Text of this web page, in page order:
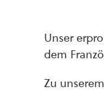
Unser
dem
Zu